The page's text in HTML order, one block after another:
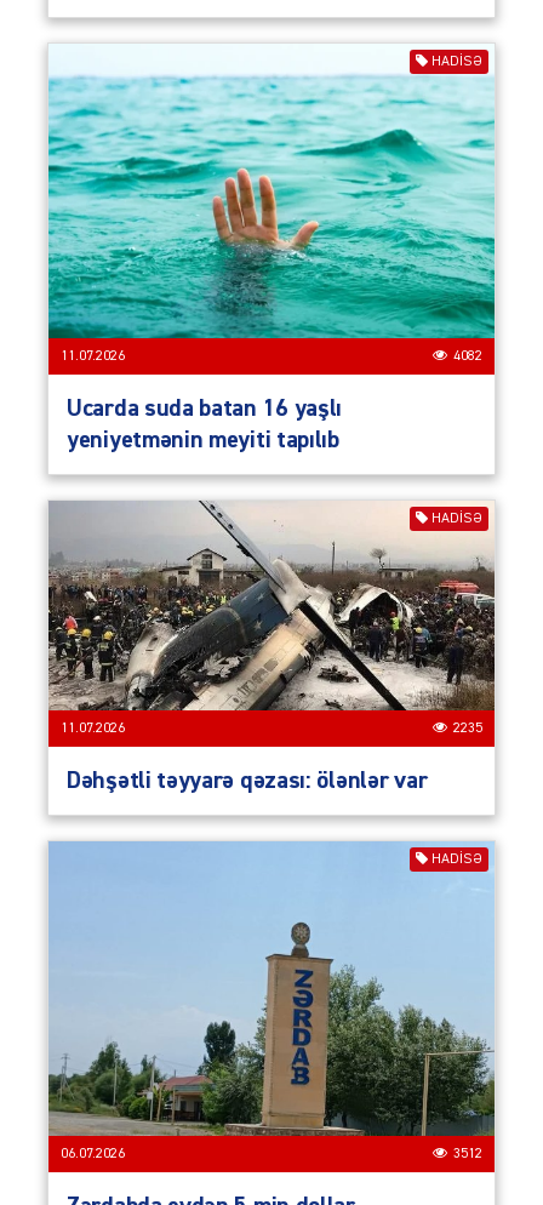
HADISƏ
11.07.2026 4082
Ucarda suda batan 16 yaşlı
yeniyetmənin meyiti tapılıb
HADISƏ
11.07.2026 2235
Dəhşətli təyyarə qəzası: ölənlər var
HADISƏ
06.07.2026 3512